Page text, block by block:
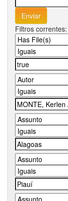
Filtros correntes: